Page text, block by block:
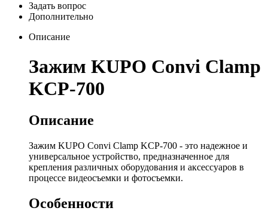
Задать вопрос
Дополнительно
Описание
Зажим KUPO Convi Clamp
KCP-700
Описание
Зажим KUPO Convi Clamp KCP-700 - это надежное и
универсальное устройство, предназначенное для
крепления различных оборудования и аксессуаров в
процессе видеосъемки и фотосъемки.
Особенности